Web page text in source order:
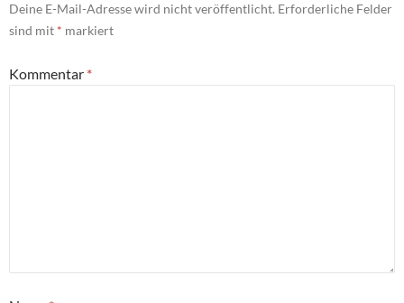
Deine E-Mail-Adresse wird nicht veröffentlicht. Erforderliche Felder
sind mit * markiert
Kommentar *